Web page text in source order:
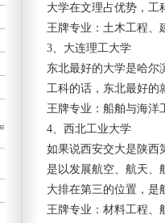
大学在文理占优势，工
王牌专业：土木工程、
3、大连理工大学
东北最好的大学是哈尔
工科的话，东北最好的
王牌专业：船舶与海洋
4、西北工业大学
如果说西安交大是陕西
是以发展航空、航天、
大排在第三的位置，是
王牌专业：材料工程、